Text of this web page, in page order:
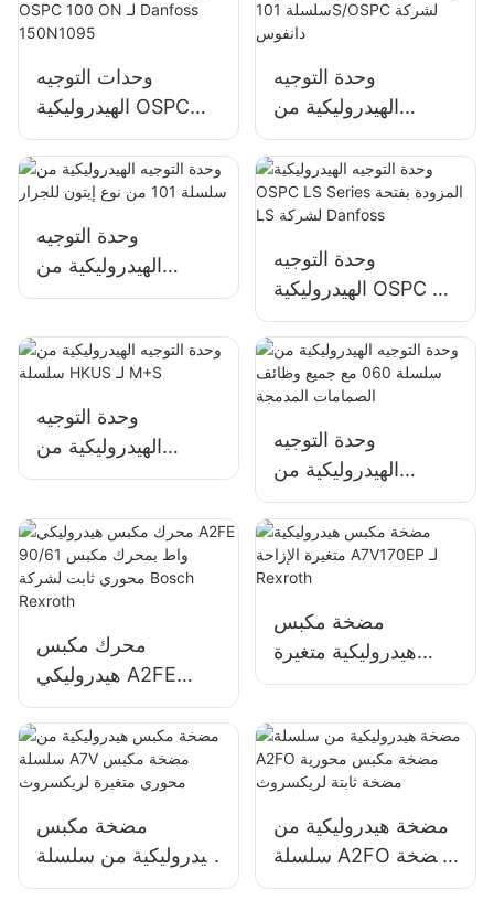
وحدات التوجيه
الهيدروليكية OSPC
100 ON لـ Danfoss
150N1095
وحدة التوجيه
الهيدروليكية من
سلسلة 101S/OSPC
لشركة دانفوس
وحدة التوجيه
الهيدروليكية من
سلسلة 101 من نوع
وحدة التوجيه
الهيدروليكية OSPC LS
Series المزودة بفتحة
LS لشركة Danfoss
وحدة التوجيه
الهيدروليكية من
سلسلة HKUS لـ M+S
وحدة التوجيه
الهيدروليكية من
سلسلة 060 مع جميع
وظائف الصمامات
المدمجة
محرك مكبس
هيدروليكي A2FE
90/61 واط بمحرك
مكبس محوري ثابت
لشركة Bosch
Rexroth
مضخة مكبس
هيدروليكية متغيرة
الإزاحة A7V170EP لـ
مضخة مكبس
هيدروليكية من سلسلة
A7V مضخة مكبس
مضخة هيدروليكية من
سلسلة A2FO مضخة
مكبس محورية مضخة